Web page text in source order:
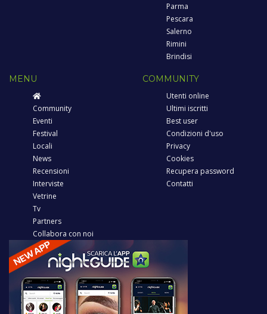
Parma
Pescara
Salerno
Rimini
Brindisi
MENU
Community
Eventi
Festival
Locali
News
Recensioni
Interviste
Vetrine
Tv
Partners
Collabora con noi
COMMUNITY
Utenti online
Ultimi iscritti
Best user
Condizioni d'uso
Privacy
Cookies
Recupera password
Contatti